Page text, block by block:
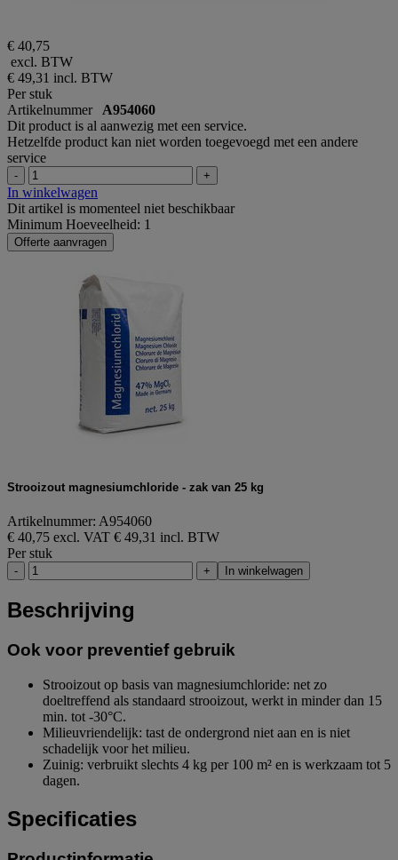
€ 40,75
excl. BTW
€ 49,31 incl. BTW
Per stuk
Artikelnummer A954060
Dit product is al aanwezig met een service.
Hetzelfde product kan niet worden toegevoegd met een andere
service
- +
In winkelwagen
Dit artikel is momenteel niet beschikbaar
Minimum Hoeveelheid: 1
Offerte aanvragen
Strooizout magnesiumchloride - zak van 25 kg
Artikelnummer: A954060
€ 40,75 excl. VAT € 49,31 incl. BTW
Per stuk
- + In winkelwagen
Beschrijving
Ook voor preventief gebruik
Strooizout op basis van magnesiumchloride: net zo
doeltreffend als standaard strooizout, werkt in minder dan 15
min. tot -30°C.
Milieuvriendelijk: tast de ondergrond niet aan en is niet
schadelijk voor het milieu.
Zuinig: verbruikt slechts 4 kg per 100 m² en is werkzaam tot 5
dagen.
Specificaties